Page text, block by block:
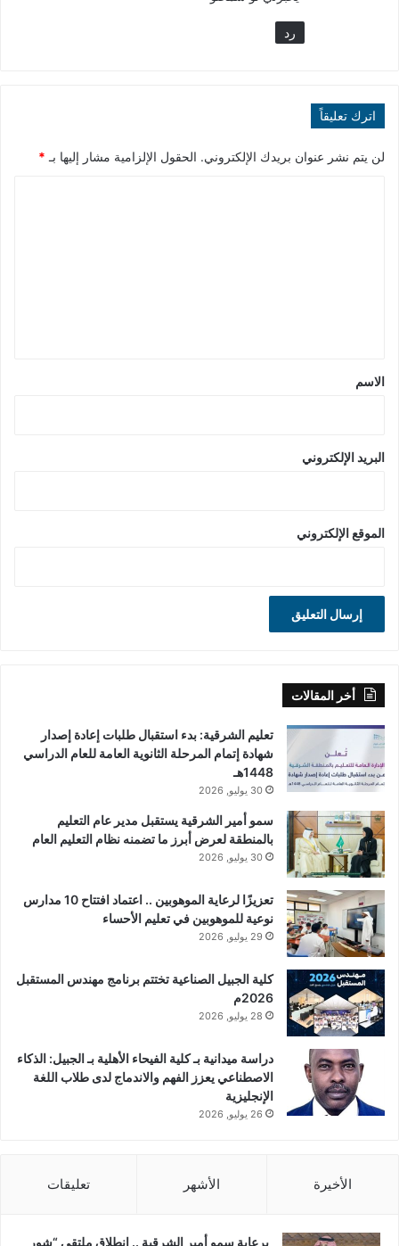
رد
اترك تعليقاً
لن يتم نشر عنوان بريدك الإلكتروني. الحقول الإلزامية مشار إليها بـ *
*
الاسم
البريد الإلكتروني
الموقع الإلكتروني
أخر المقالات
تعليم الشرقية: بدء استقبال طلبات إعادة إصدار
شهادة إتمام المرحلة الثانوية العامة للعام الدراسي
1448هـ
30 يوليو, 2026
سمو أمير الشرقية يستقبل مدير عام التعليم
بالمنطقة لعرض أبرز ما تضمنه نظام التعليم العام
30 يوليو, 2026
تعزيزًا لرعاية الموهوبين .. اعتماد افتتاح 10 مدارس
نوعية للموهوبين في تعليم الأحساء
29 يوليو, 2026
كلية الجبيل الصناعية تختتم برنامج مهندس المستقبل
2026م
28 يوليو, 2026
دراسة ميدانية بـ كلية الفيحاء الأهلية بـ الجبيل: الذكاء
الاصطناعي يعزز الفهم والاندماج لدى طلاب اللغة
الإنجليزية
26 يوليو, 2026
الأخيرة الأشهر تعليقات
برعاية سمو أمير الشرقية .. انطلاق ملتقى “شور